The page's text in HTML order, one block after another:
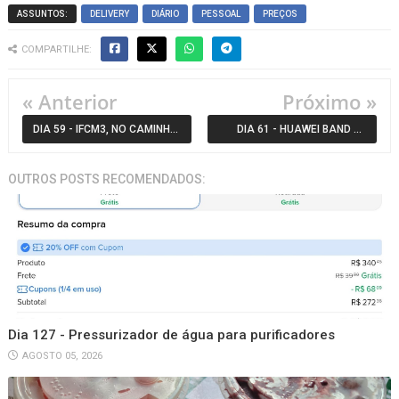
ASSUNTOS: DELIVERY DIÁRIO PESSOAL PREÇOS
COMPARTILHE:
« Anterior
DIA 59 - IFCM3, NO CAMINHO
Próximo »
DIA 61 - HUAWEI BAND 11
OUTROS POSTS RECOMENDADOS:
Dia 127 - Pressurizador de água para purificadores
AGOSTO 05, 2026